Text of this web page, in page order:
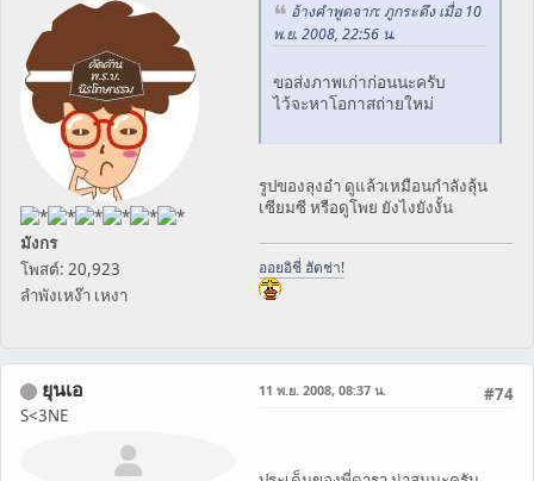
มังกร
โพสต์: 20,923
ลำพังเหง๊า เหงา
อ้างคำพูดจาก: ภูกระดึง เมื่อ 10
พ.ย. 2008, 22:56 น.
ขอส่งภาพเก่าก่อนนะครับ
ไว้จะหาโอกาสถ่ายใหม่
รูปของลุงอ๋า ดูแล้วเหมือนกำลังลุ้น
เซียมซี หรือดูโพย ยังไงยังงั้น
ออยอิชี่ ฮัดช่า!
ยุนเอ
S<3NE
#74
11 พ.ย. 2008, 08:37 น.